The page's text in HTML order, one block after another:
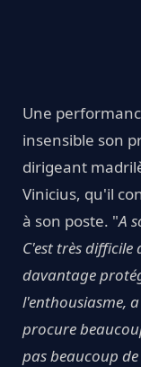
Une
insensible son
dirigeant
Vinicius, qu'il
à son poste. "A
C'est très
davantage
l'enthousiasme,
procure
pas beaucoup